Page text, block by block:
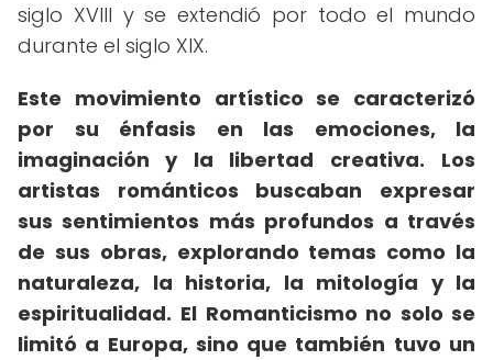
siglo XVIII y se extendió por todo el mundo
durante el siglo XIX.
Este movimiento artístico se caracterizó
por su énfasis en las emociones, la
imaginación y la libertad creativa.
Los
artistas románticos buscaban expresar
sus sentimientos más profundos a través
de sus obras, explorando temas como la
naturaleza, la historia, la mitología y la
espiritualidad. El Romanticismo no solo se
limitó a Europa, sino que también tuvo un